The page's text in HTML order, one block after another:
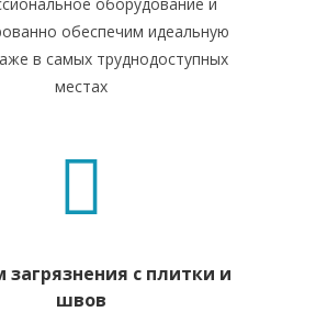
обеспечим идеальную
в самых труднодоступных
местах
с плитки и
швов